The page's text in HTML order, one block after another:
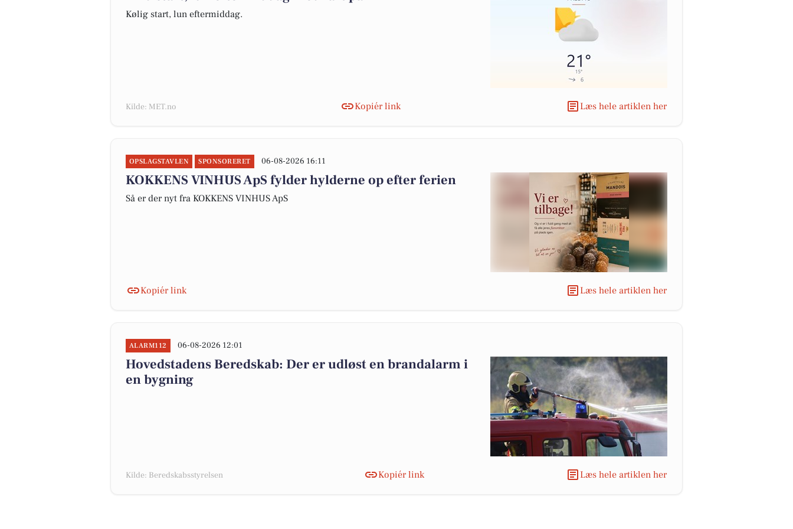
Kølig start, lun eftermiddag.
Kilde: MET.no Kopiér link Læs hele artiklen her
OPSLAGSTAVLEN SPONSORERET 06-08-2026 16:11
KOKKENS VINHUS ApS fylder hylderne op efter ferien
Så er der nyt fra KOKKENS VINHUS ApS
Kopiér link Læs hele artiklen her
ALARM112 06-08-2026 12:01
Hovedstadens Beredskab: Der er udløst en brandalarm i
en bygning
Kilde: Beredskabsstyrelsen Kopiér link Læs hele artiklen her